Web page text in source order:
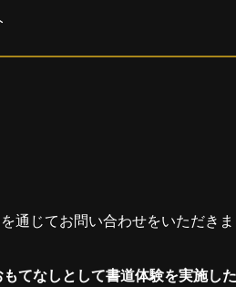
じてお問い合わせをいただきま
てなしとして書道体験を実施し